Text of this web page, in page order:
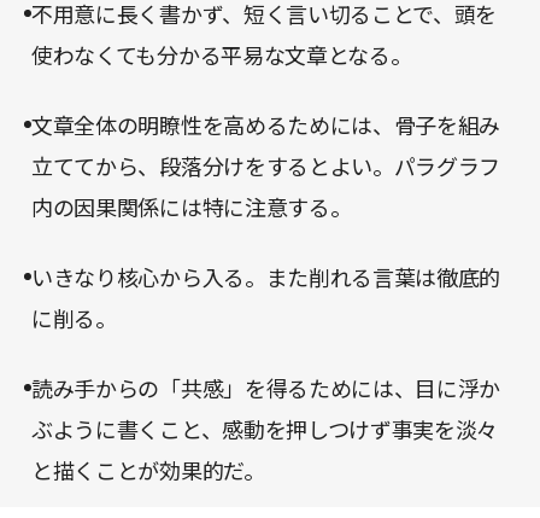
不用意に長く書かず、短く言い切ることで、頭を
使わなくても分かる平易な文章となる。
文章全体の明瞭性を高めるためには、骨子を組み
立ててから、段落分けをするとよい。パラグラフ
内の因果関係には特に注意する。
いきなり核心から入る。また削れる言葉は徹底的
に削る。
読み手からの「共感」を得るためには、目に浮か
ぶように書くこと、感動を押しつけず事実を淡々
と描くことが効果的だ。